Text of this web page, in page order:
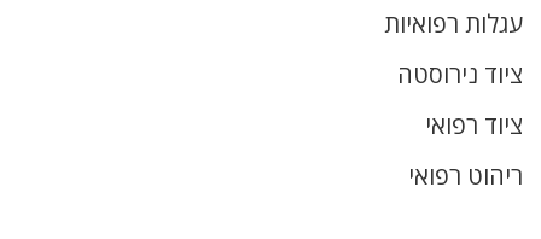
עגלות רפואיות
ציוד נירוסטה
ציוד רפואי
ריהוט רפואי